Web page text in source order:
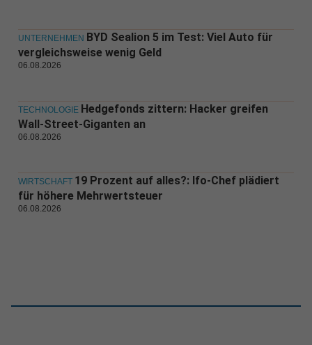
UNTERNEHMEN BYD Sealion 5 im Test: Viel Auto für
vergleichsweise wenig Geld
06.08.2026
TECHNOLOGIE Hedgefonds zittern: Hacker greifen
Wall-Street-Giganten an
06.08.2026
WIRTSCHAFT 19 Prozent auf alles?: Ifo-Chef plädiert
für höhere Mehrwertsteuer
06.08.2026